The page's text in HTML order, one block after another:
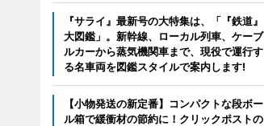
『サライ』最新号の大特集は、「『鉄道』
大図鑑」。新幹線、ローカル列車、ケーブ
ルカーから蒸気機関車まで、現役で運行す
る名車両を図鑑スタイルで案内します!
【小物発送の新定番】コンパクトな段ボー
ル箱で緩衝材の節約に！クリックポストの